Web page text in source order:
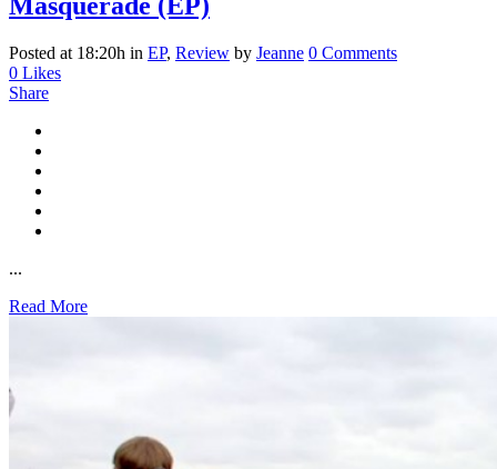
Masquerade (EP)
Posted at 18:20h in EP, Review by Jeanne 0 Comments
0 Likes
Share
...
Read More